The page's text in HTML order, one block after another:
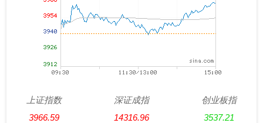
上证指数
3966.59
深证成指
14316.96
创业板指
3537.21